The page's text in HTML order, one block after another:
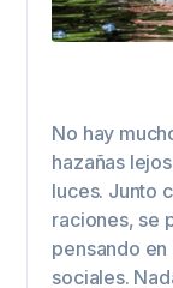
No hay
hazañas
luces. Junto
raciones, se
pensando en
sociales.